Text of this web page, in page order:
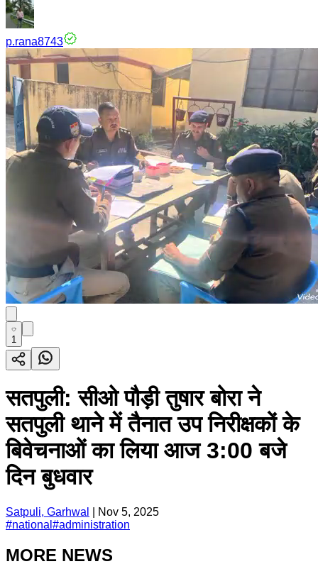
p.rana8743
1
सतपुली: सीओ पौड़ी तुषार बोरा ने
सतपुली थाने में तैनात उप निरीक्षकों के
बिवेचनाओं का लिया आज 3:00 बजे
दिन बुधवार
Satpuli, Garhwal
Nov 5, 2025
#national #administration
MORE NEWS